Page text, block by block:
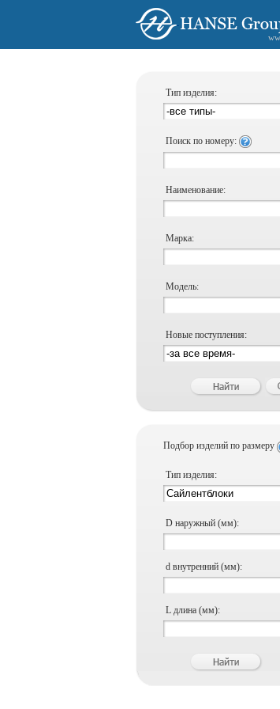
Тип изделия:
Поиск по номеру:
Наименование:
Марка:
Модель:
Новые поступления:
Подбор изделий по размеру
Тип изделия:
D наружный (мм):
d внутренний (мм):
L длина (мм):